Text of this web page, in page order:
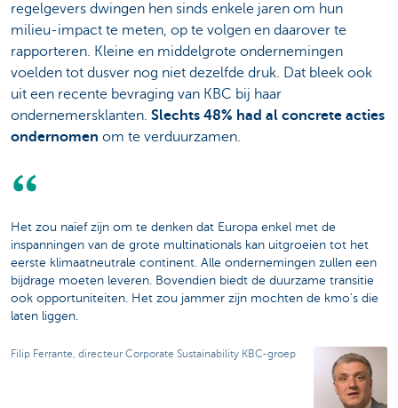
regelgevers dwingen hen sinds enkele jaren om hun
milieu-impact te meten, op te volgen en daarover te
rapporteren. Kleine en middelgrote ondernemingen
voelden tot dusver nog niet dezelfde druk. Dat bleek ook
uit een recente bevraging van KBC bij haar
ondernemersklanten. Slechts 48% had al concrete acties
ondernomen om te verduurzamen.
Het zou naïef zijn om te denken dat Europa enkel met de
inspanningen van de grote multinationals kan uitgroeien tot het
eerste klimaatneutrale continent. Alle ondernemingen zullen een
bijdrage moeten leveren. Bovendien biedt de duurzame transitie
ook opportuniteiten. Het zou jammer zijn mochten de kmo’s die
laten liggen.
Filip Ferrante, directeur Corporate Sustainability KBC-groep